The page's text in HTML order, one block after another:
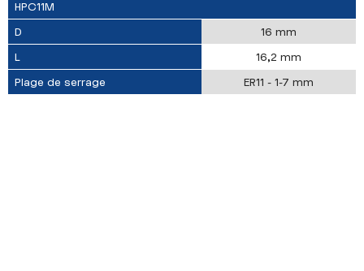
HPC11M
D
16 mm
L
16,2 mm
Plage de serrage
ER11 - 1-7 mm